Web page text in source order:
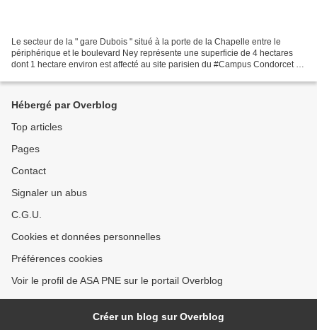
Le secteur de la " gare Dubois " situé à la porte de la Chapelle entre le
périphérique et le boulevard Ney représente une superficie de 4 hectares
dont 1 hectare environ est affecté au site parisien du #Campus Condorcet en
Hébergé par Overblog
Top articles
Pages
Contact
Signaler un abus
C.G.U.
Cookies et données personnelles
Préférences cookies
Voir le profil de ASA PNE sur le portail Overblog
Créer un blog sur Overblog